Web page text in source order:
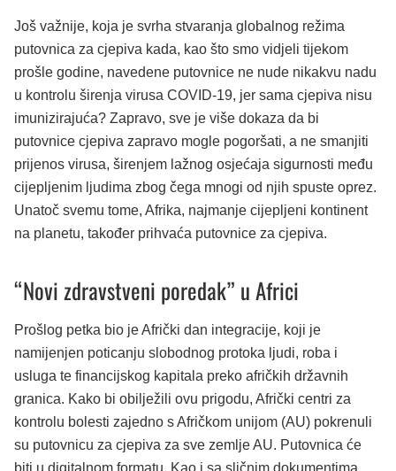
Još važnije, koja je svrha stvaranja globalnog režima
putovnica za cjepiva kada, kao što smo vidjeli tijekom
prošle godine, navedene putovnice ne nude nikakvu nadu
u kontrolu širenja virusa COVID-19, jer sama cjepiva nisu
imunizirajuća? Zapravo, sve je više dokaza da bi
putovnice cjepiva zapravo mogle pogoršati, a ne smanjiti
prijenos virusa, širenjem lažnog osjećaja sigurnosti među
cijepljenim ljudima zbog čega mnogi od njih spuste oprez.
Unatoč svemu tome, Afrika, najmanje cijepljeni kontinent
na planetu, također prihvaća putovnice za cjepiva.
“Novi zdravstveni poredak” u Africi
Prošlog petka bio je Afrički dan integracije, koji je
namijenjen poticanju slobodnog protoka ljudi, roba i
usluga te financijskog kapitala preko afričkih državnih
granica. Kako bi obilježili ovu prigodu, Afrički centri za
kontrolu bolesti zajedno s Afričkom unijom (AU) pokrenuli
su putovnicu za cjepiva za sve zemlje AU. Putovnica će